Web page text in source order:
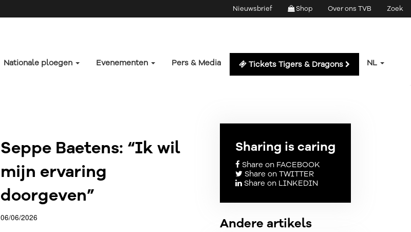
Nieuwsbrief Shop Over ons TVB Zoek
Nationale ploegen Evenementen Pers & Media Tickets Tigers & Dragons NL
Seppe Baetens: “Ik wil
mijn ervaring
doorgeven”
06/06/2026
Sharing is caring
Share on FACEBOOK
Share on TWITTER
Share on LINKEDIN
Andere artikels